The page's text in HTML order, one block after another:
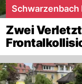
Schwarzenbach
Zwei